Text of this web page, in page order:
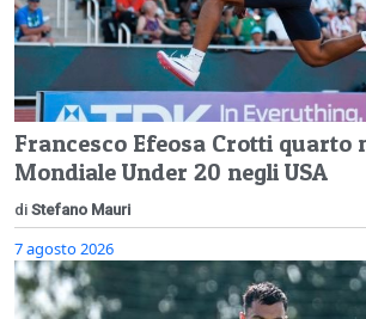
Francesco Efeosa Crotti quarto
Mondiale Under 20 negli USA
di Stefano Mauri
7 agosto 2026